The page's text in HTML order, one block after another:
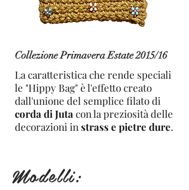
Collezione Primavera Estate 2015/16
La caratteristica che rende speciali
le "Hippy Bag" è l'effetto creato
dall'unione del semplice filato di
corda di Juta con la preziosità delle
decorazioni in strass e pietre dure.
Modelli: